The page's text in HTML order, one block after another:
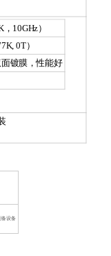
， 10GHz）
0T）
面镀膜，性能好
备设备